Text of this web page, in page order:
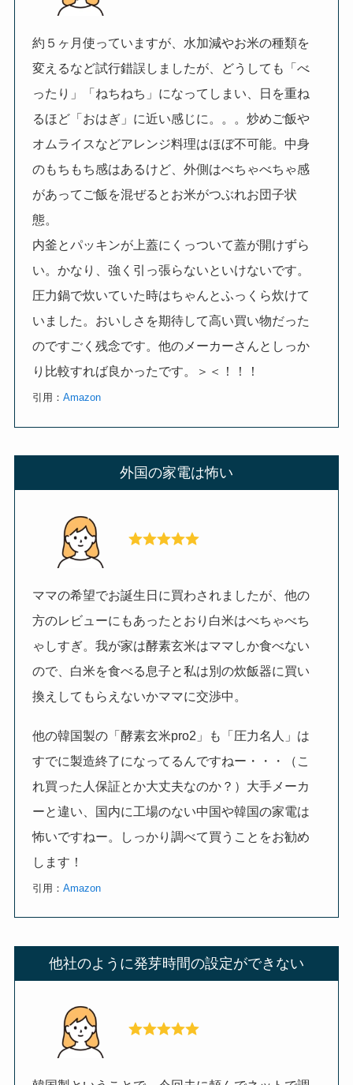
約５ヶ月使っていますが、水加減やお米の種類を
変えるなど試行錯誤しましたが、どうしても「べ
ったり」「ねちねち」になってしまい、日を重ね
るほど「おはぎ」に近い感じに。。。炒めご飯や
オムライスなどアレンジ料理はほぼ不可能。中身
のもちもち感はあるけど、外側はべちゃべちゃ感
があってご飯を混ぜるとお米がつぶれお団子状
態。
内釜とパッキンが上蓋にくっついて蓋が開けずら
い。かなり、強く引っ張らないといけないです。
圧力鍋で炊いていた時はちゃんとふっくら炊けて
いました。おいしさを期待して高い買い物だった
のですごく残念です。他のメーカーさんとしっか
り比較すれば良かったです。＞＜！！！
引用：Amazon
外国の家電は怖い
ママの希望でお誕生日に買わされましたが、他の
方のレビューにもあったとおり白米はべちゃべち
ゃしすぎ。我が家は酵素玄米はママしか食べない
ので、白米を食べる息子と私は別の炊飯器に買い
換えしてもらえないかママに交渉中。
他の韓国製の「酵素玄米pro2」も「圧力名人」は
すでに製造終了になってるんですねー・・・（こ
れ買った人保証とか大丈夫なのか？）大手メーカ
ーと違い、国内に工場のない中国や韓国の家電は
怖いですねー。しっかり調べて買うことをお勧め
します！
引用：Amazon
他社のように発芽時間の設定ができない